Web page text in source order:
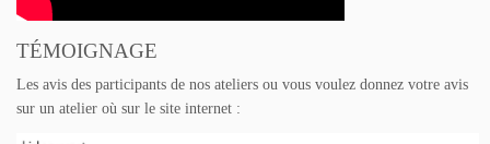
TÉMOIGNAGE
Les avis des participants de nos ateliers ou vous voulez donnez votre avis
sur un atelier où sur le site internet :